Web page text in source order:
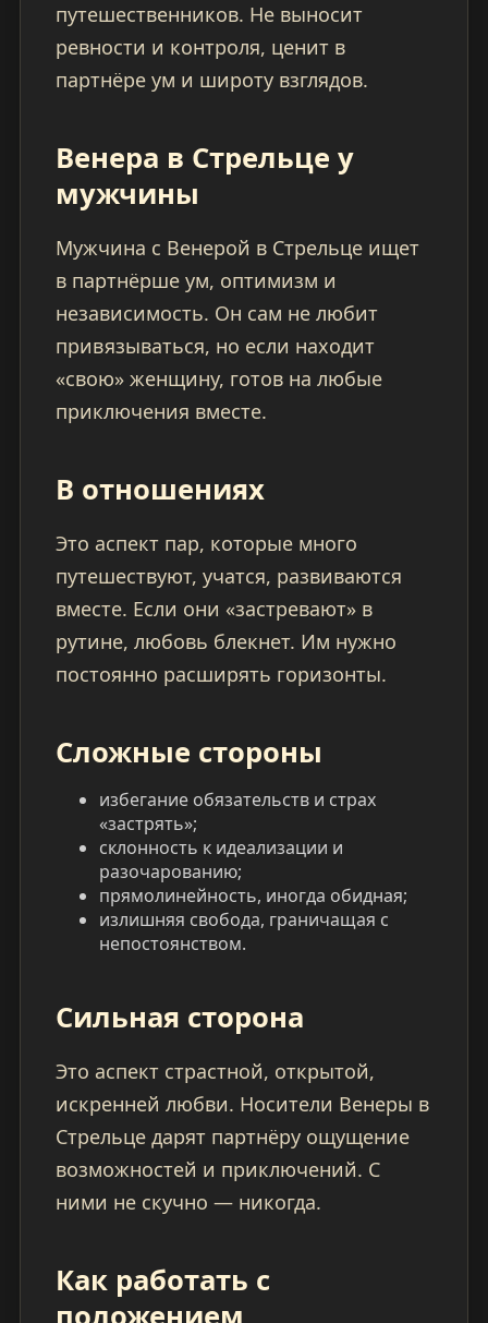
путешественников. Не выносит
ревности и контроля, ценит в
партнёре ум и широту взглядов.
Венера в Стрельце у
мужчины
Мужчина с Венерой в Стрельце ищет
в партнёрше ум, оптимизм и
независимость. Он сам не любит
привязываться, но если находит
«свою» женщину, готов на любые
приключения вместе.
В отношениях
Это аспект пар, которые много
путешествуют, учатся, развиваются
вместе. Если они «застревают» в
рутине, любовь блекнет. Им нужно
постоянно расширять горизонты.
Сложные стороны
избегание обязательств и страх
«застрять»;
склонность к идеализации и
разочарованию;
прямолинейность, иногда обидная;
излишняя свобода, граничащая с
непостоянством.
Сильная сторона
Это аспект страстной, открытой,
искренней любви. Носители Венеры в
Стрельце дарят партнёру ощущение
возможностей и приключений. С
ними не скучно — никогда.
Как работать с